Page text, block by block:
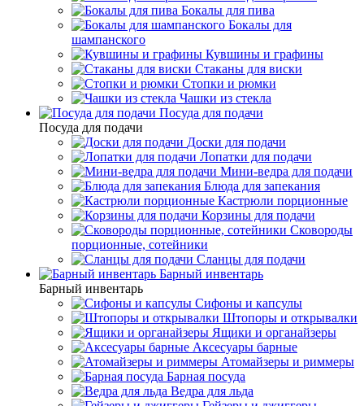
Бокалы для пива
Бокалы для
шампанского
Кувшины и графины
Стаканы для виски
Стопки и рюмки
Чашки из стекла
Посуда для подачи
Посуда для подачи
Доски для подачи
Лопатки для подачи
Мини-ведра для подачи
Блюда для запекания
Кастрюли порционные
Корзины для подачи
Сковороды
порционные, сотейники
Сланцы для подачи
Барный инвентарь
Барный инвентарь
Сифоны и капсулы
Штопоры и открывалки
Ящики и органайзеры
Аксесуары барные
Атомайзеры и риммеры
Барная посуда
Ведра для льда